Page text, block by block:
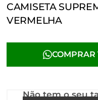
CAMISETA
VERMELHA
Não tem o seu